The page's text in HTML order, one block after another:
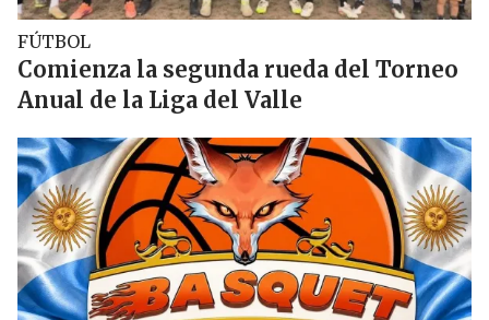
FÚTBOL
Comienza la segunda rueda del Torneo
Anual de la Liga del Valle